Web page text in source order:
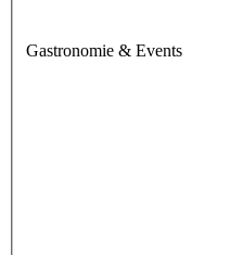
Gastronomie & Events